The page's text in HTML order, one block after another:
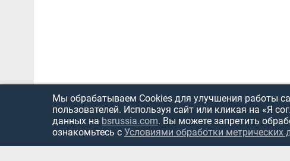
Мы обрабатываем Cookies для улучшения работы
пользователей. Используя сайт или кликая на «Я
данных на bsrussia.com. Вы можете запретить
ознакомьтесь с Условиями обработки метрических